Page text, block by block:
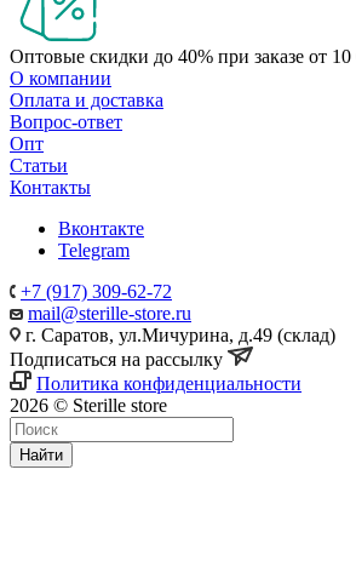
Оптовые скидки до 40% при заказе от 10
О компании
Оплата и доставка
Вопрос-ответ
Опт
Статьи
Контакты
Вконтакте
Telegram
+7 (917) 309-62-72
mail@sterille-store.ru
г. Саратов, ул.Мичурина, д.49 (склад)
Подписаться на рассылку
Политика конфиденциальности
2026 © Sterille store
Найти